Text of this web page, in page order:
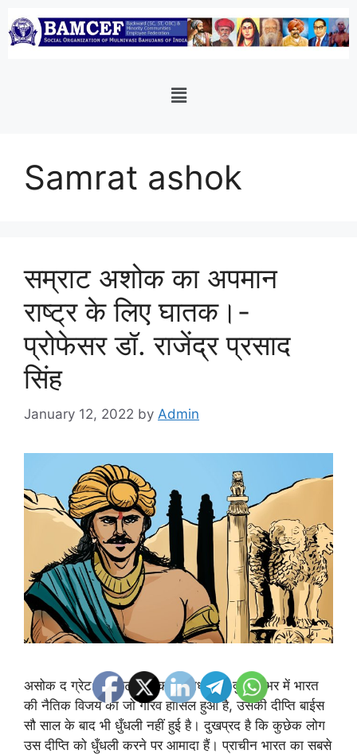
Samrat ashok
सम्राट अशोक का अपमान
राष्ट्र के लिए घातक।-
प्रोफेसर डॉ. राजेंद्र प्रसाद
सिंह
January 12, 2022 by Admin
असोक द ग्रेट: सम्राट असोक के माध्यम से दुनिया भर में भारत
की नैतिक विजय का जो गौरव हासिल हुआ है, उसकी दीप्ति बाईस
सौ साल के बाद भी धुँधली नहीं हुई है। दुखप्रद है कि कुछेक लोग
उस दीप्ति को धुँधली करने पर आमादा हैं। प्राचीन भारत का सबसे